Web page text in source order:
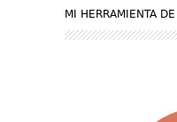
MI HERRAMIENTA